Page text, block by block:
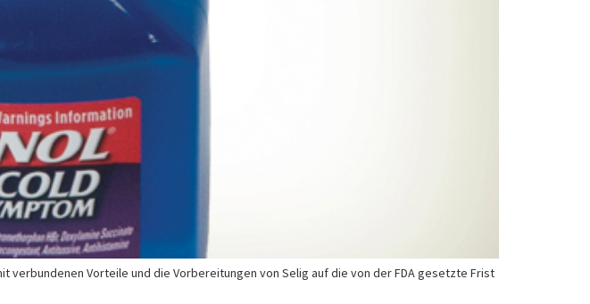
verbundenen Vorteile und die Vorbereitungen von Selig auf die von der FDA gesetzte Frist